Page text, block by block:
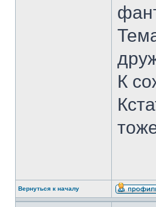
К
Вернуться к началу